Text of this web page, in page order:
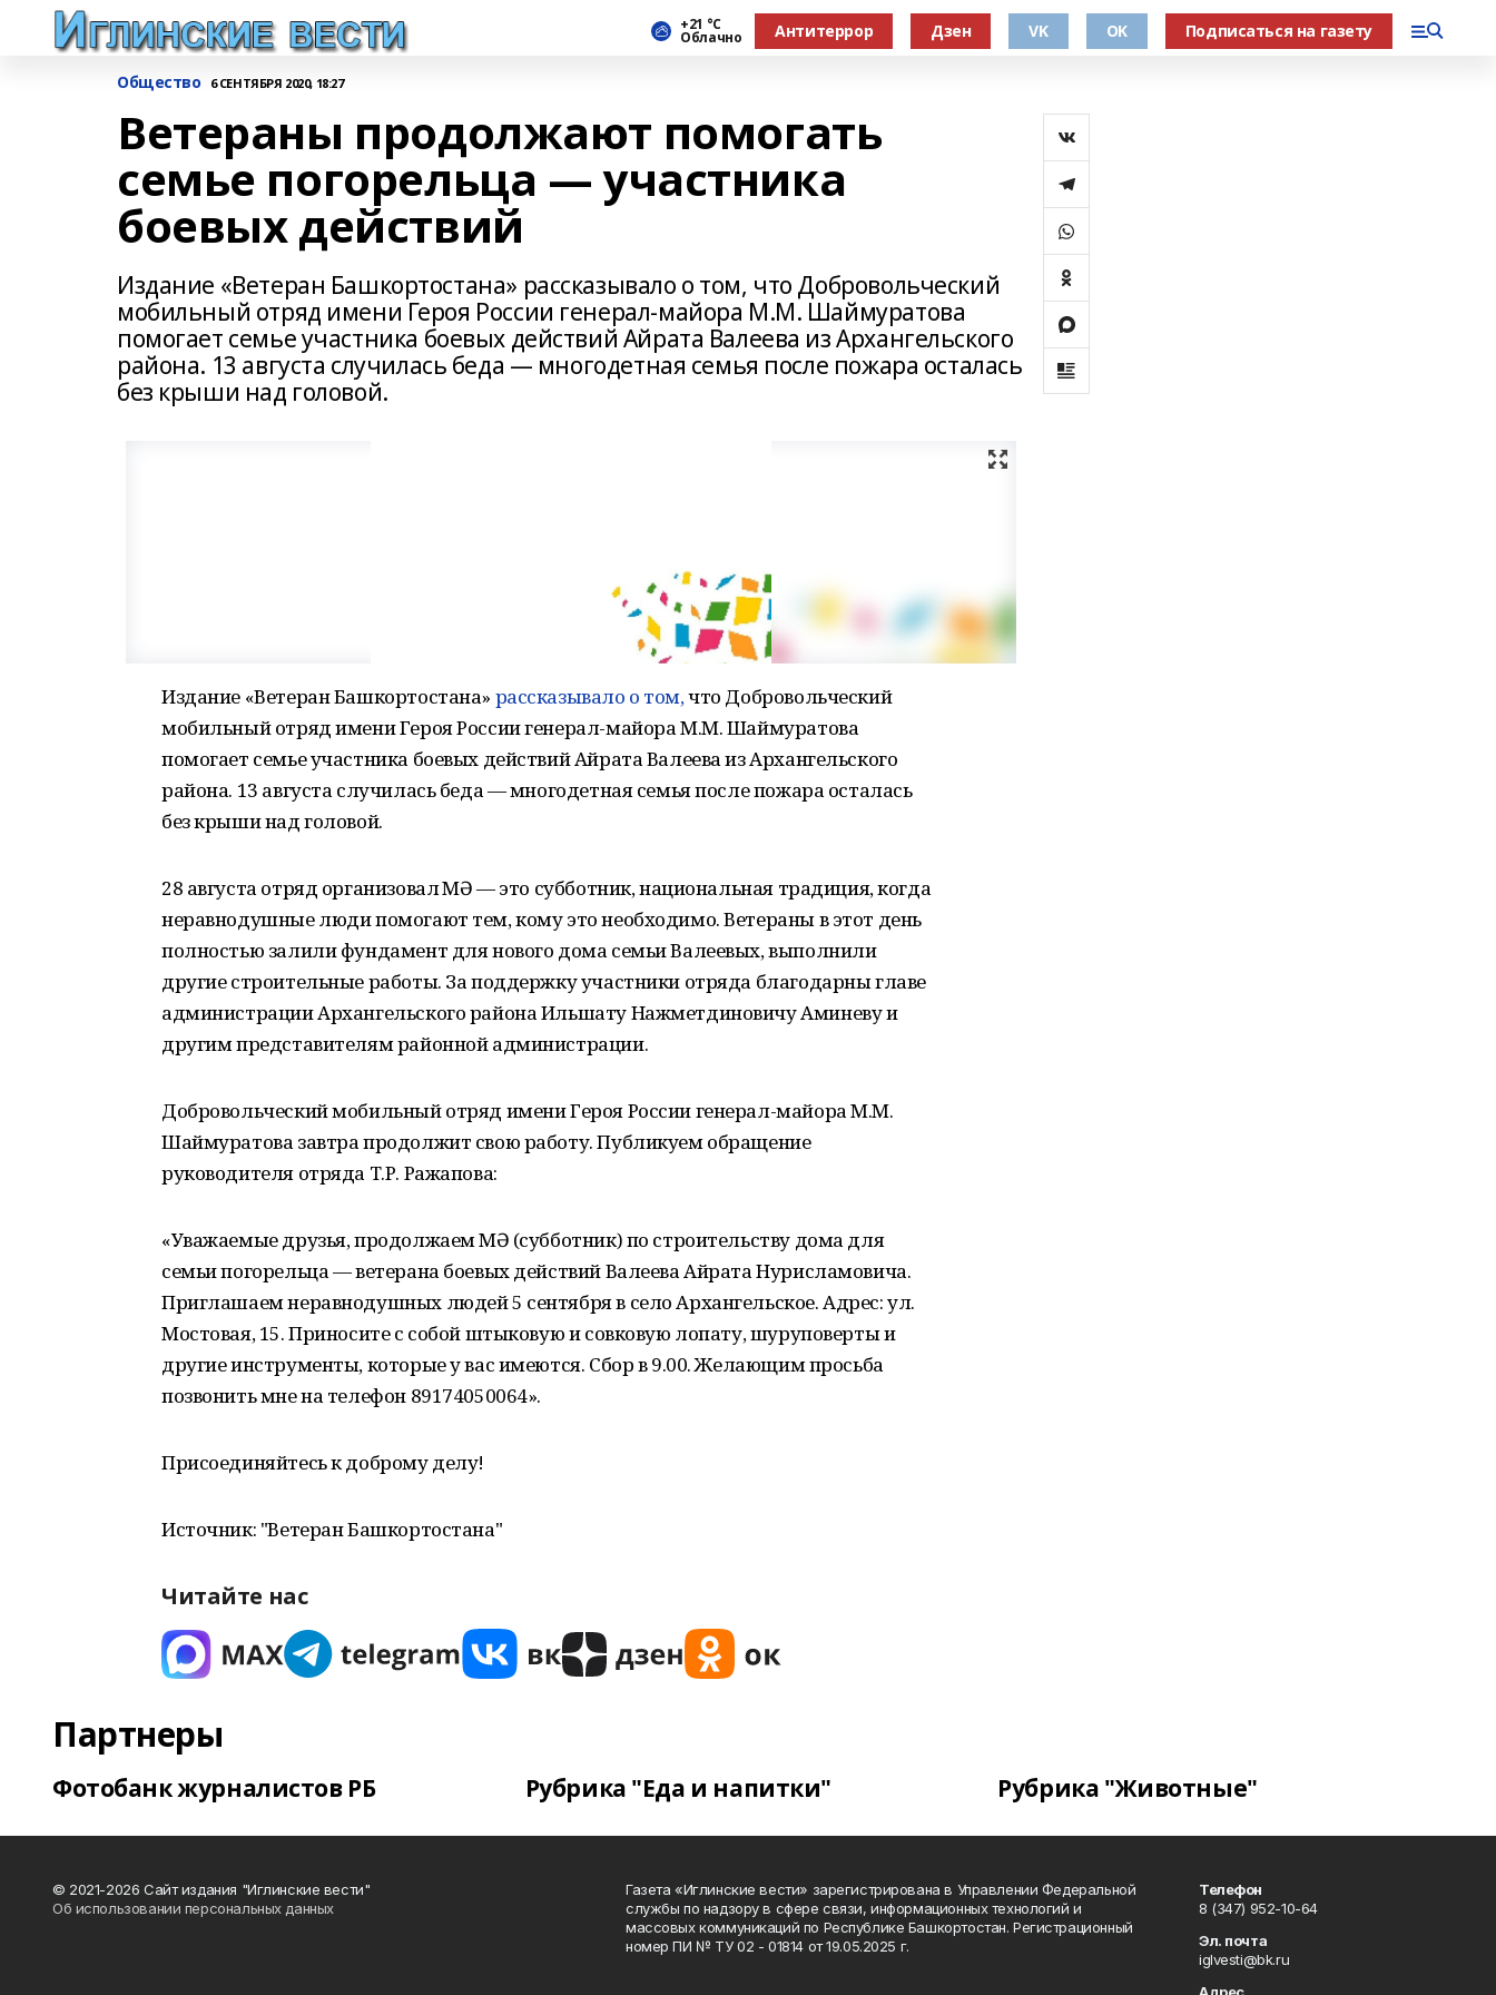
+21 °С
Облачно Антитеррор Дзен VK OK Подписаться на газету
Общество 6 СЕНТЯБРЯ 2020, 18:27
Ветераны продолжают помогать
семье погорельца — участника
боевых действий
Издание «Ветеран Башкортостана» рассказывало о том, что Добровольческий
мобильный отряд имени Героя России генерал-майора М.М. Шаймуратова
помогает семье участника боевых действий Айрата Валеева из Архангельского
района. 13 августа случилась беда — многодетная семья после пожара осталась
без крыши над головой.
Издание «Ветеран Башкортостана» рассказывало о том,что Добровольческий
мобильный отряд имени Героя России генерал-майора М.М. Шаймуратова
помогает семье участника боевых действий Айрата Валеева из Архангельского
района. 13 августа случилась беда — многодетная семья после пожара осталась
без крыши над головой.
28 августа отряд организовал ӨМӘ — это субботник, национальная традиция, когда
неравнодушные люди помогают тем, кому это необходимо. Ветераны в этот день
полностью залили фундамент для нового дома семьи Валеевых, выполнили
другие строительные работы. За поддержку участники отряда благодарны главе
администрации Архангельского района Ильшату Нажметдиновичу Аминеву и
другим представителям районной администрации.
Добровольческий мобильный отряд имени Героя России генерал-майора М.М.
Шаймуратова завтра продолжит свою работу. Публикуем обращение
руководителя отряда Т.Р. Ражапова:
«Уважаемые друзья, продолжаем ӨМӘ (субботник) по строительству дома для
семьи погорельца — ветерана боевых действий Валеева Айрата Нурисламовича.
Приглашаем неравнодушных людей 5 сентября в село Архангельское. Адрес: ул.
Мостовая, 15. Приносите с собой штыковую и совковую лопату, шуруповерты и
другие инструменты, которые у вас имеются. Сбор в 9.00. Желающим просьба
позвонить мне на телефон 89174050064».
Присоединяйтесь к доброму делу!
Источник: "Ветеран Башкортостана"
Читайте нас
Партнеры
Фотобанк журналистов РБ Рубрика "Еда и напитки" Рубрика "Животные"
© 2021-2026 Сайт издания "Иглинские вести"
Об использовании персональных данных
Газета «Иглинские вести» зарегистрирована в Управлении Федеральной
службы по надзору в сфере связи, информационных технологий и
массовых коммуникаций по Республике Башкортостан. Регистрационный
номер ПИ № ТУ 02 - 01814 от 19.05.2025 г.
Телефон
8 (347) 952-10-64
Эл. почта
iglvesti@bk.ru